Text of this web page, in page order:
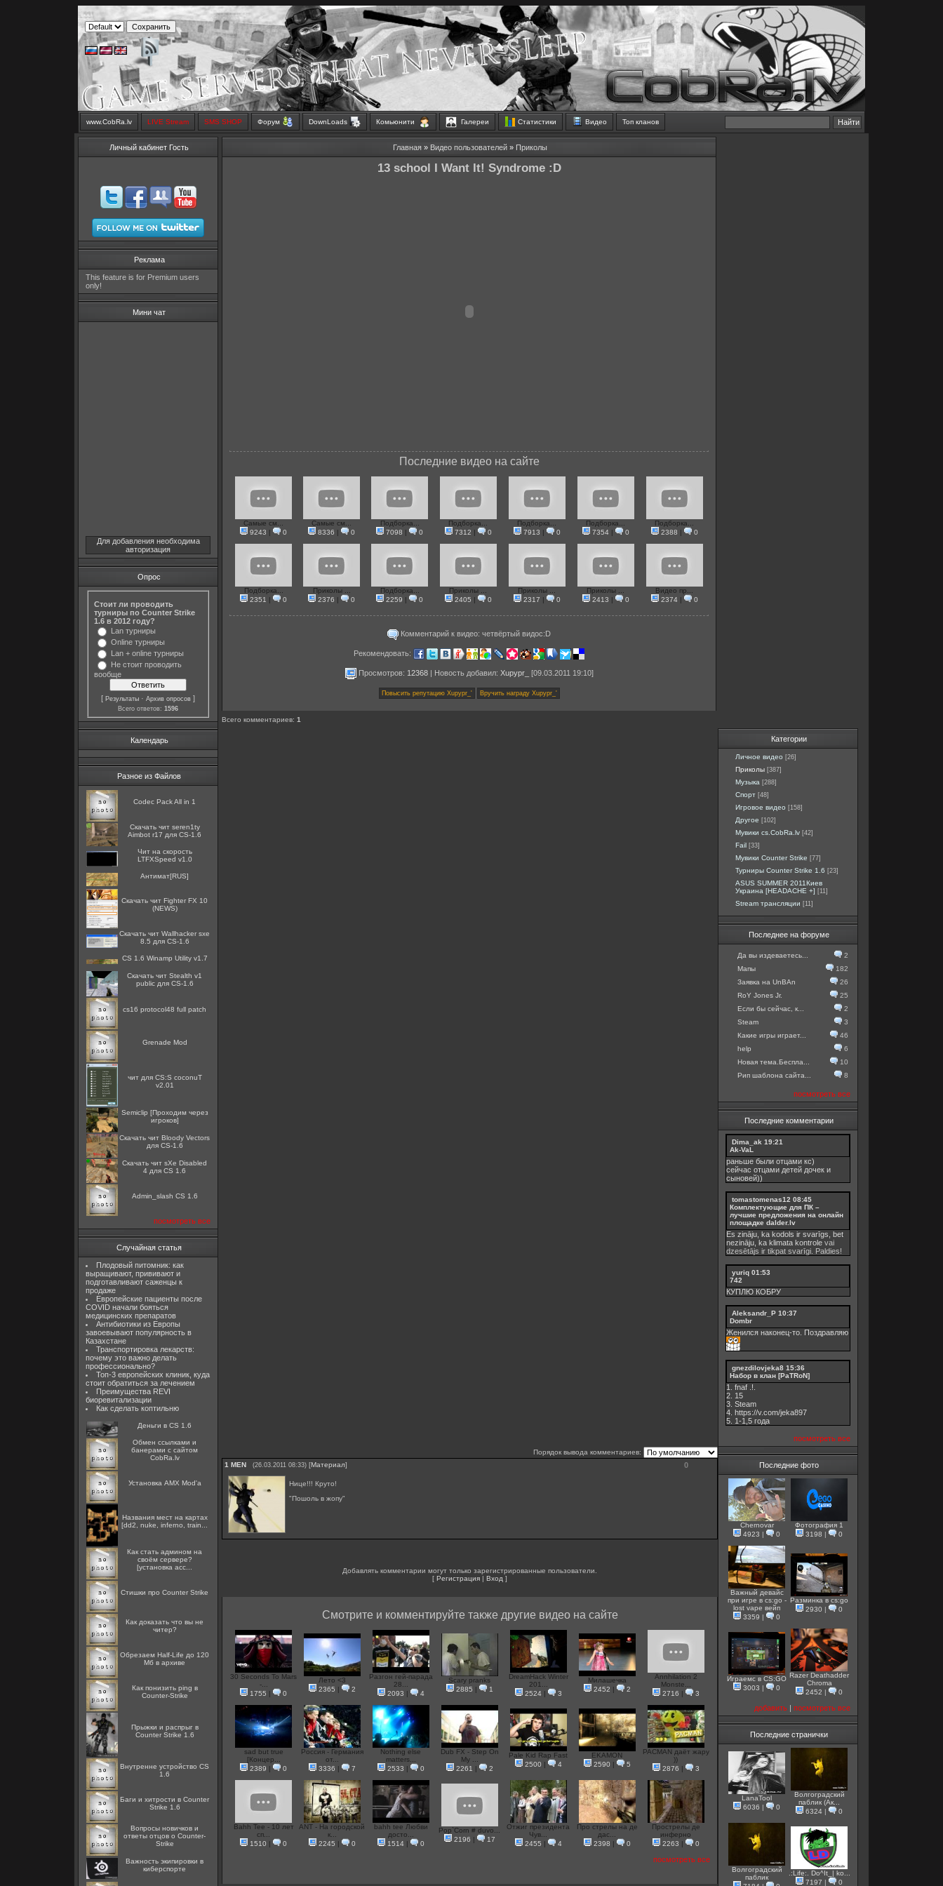
www.CobRa.lv LIVE Stream SMS SHOP Форум DownLoads Комьюнити Галереи Статистики Видео Топ кланов
Личный кабинет Гость
Реклама
This feature is for Premium users
only!
Мини чат
Для добавления необходима
авторизация
Опрос
Стоит ли проводить
турниры по Counter Strike
1.6 в 2012 году?
Lan турниры
Online турниры
Lan + online турниры
Не стоит проводить
вообще
[ Результаты · Архив опросов ]
Всего ответов: 1596
Календарь
Разное из Файлов
Codec Pack All in 1
Скачать чит seren1ty
Aimbot r17 для CS-1.6
Чит на скорость
LTFXSpeed v1.0
Антимат[RUS]
Скачать чит Fighter FX 10
(NEWS)
Скачать чит Wallhacker sxe
8.5 для CS-1.6
CS 1.6 Winamp Utility v1.7
Скачать чит Stealth v1
public для CS-1.6
cs16 protocol48 full patch
Grenade Mod
чит для CS:S coconuT
v2.01
Semiclip [Проходим через
игроков]
Скачать чит Bloody Vectors
для CS-1.6
Скачать чит sXe Disabled
4 для CS 1.6
Admin_slash CS 1.6
посмотреть все
Случайная статья
Плодовый питомник: как
выращивают, прививают и
подготавливают саженцы к
продаже
Европейские пациенты после
COVID начали бояться
медицинских препаратов
Антибиотики из Европы
завоевывают популярность в
Казахстане
Транспортировка лекарств:
почему это важно делать
профессионально?
Топ-3 европейских клиник, куда
стоит обратиться за лечением
Преимущества REVI
биоревитализации
Как сделать коптильню
Деньги в CS 1.6
Oбмен ссылками и
банерами с сайтом
CobRa.lv
Установка AMX Mod'a
Названия мест на картах
[dd2, nuke, inferno, train...
Как стать админом на
своём сервере?
[установка acc...
Стишки про Counter Strike
Как доказать что вы не
читер?
Обрезаем Half-Life до 120
Мб в архиве
Как понизить ping в
Counter-Strike
Прыжки и распрыг в
Counter Strike 1.6
Внутренне устройство CS
1.6
Баги и хитрости в Counter
Strike 1.6
Вопросы новичков и
ответы отцов о Counter-
Strike
Важность экипировки в
киберспорте
Главная » Видео пользователей » Приколы
13 school I Want It! Syndrome :D
Последние видео на сайте
Самые см...
9243 | 0
Самые см...
8336 | 0
Подборка...
7098 | 0
Подборка...
7312 | 0
Подборка...
7913 | 0
Подборка...
7354| 0
Подборка...
2388 | 0
Подборка...
2351 | 0
Приколы ...
2376 | 0
Подборка...
2259 | 0
Приколы ...
2405 | 0
Приколы ...
2317 | 0
Приколы ...
2413 | 0
Видео пр...
2374| 0
Комментарий к видео: четвёртый видос:D
Рекомендовать:
Просмотров: 12368| Новость добавил: Xupypr_ [09.03.2011 19:10]
Всего комментариев: 1
Порядок вывода комментариев:
0
1 MEN (26.03.2011 08:33) [Материал]
Нице!!! Круто!
"Пошоль в жопу"
Добавлять комментарии могут только зарегистрированные пользователи.
[ Регистрация | Вход ]
Смотрите и комментируйте также другие видео на сайте
30 Seconds To Mars
-...
1755 | 0
Лето <3
2365 | 2
Разгон гей-парада
28...
2093 | 4
Scary pranks
2885 | 1
DreamHack Winter
201...
2524| 3
Милашечка
2452 | 2
Annhilation 2
Monste...
2716 | 3
sad but true
[Концер...
2389 | 0
Россия - Германия
от...
3336 | 7
Nothing else
matters...
2533 | 0
Dub FX - Step On
My ...
2261 | 2
Pale Kid Rap Fast
2500 | 4
EKAMON
2590 | 5
PACMAN даёт жару
))
2876 | 3
Bahh Tee - 10 лет
сп...
1510 | 0
ANT - На городской
к...
2245 | 0
bahh tee Любви
досто...
1514| 0
Pop`Corn # duvo...
2196 | 17
Отжиг президента
Чув...
2455 | 4
Про стрелы на де
дас...
2398 | 0
Прострелы де
инферно
2263 | 0
посмотреть все
Категории
Личное видео [26]
Приколы [387]
Музыка [288]
Спорт [48]
Игровое видео [158]
Другое [102]
Мувики cs.CobRa.lv [42]
Fail [33]
Мувики Counter Strike [77]
Турниры Counter Strike 1.6 [23]
ASUS SUMMER 2011Киев
Украина [HEADACHE +] [11]
Stream трансляции [11]
Последнее на форуме
Да вы издеваетесь...
2
Мапы
182
Заявка на UnBAn
26
RoY Jones Jr.
25
Если бы сейчас, к...
2
Steam
3
Какие игры играет...
46
help
6
Новая тема.Беспла...
10
Рип шаблона сайта...
8
посмотреть все
Последние комментарии
Dima_ak 19:21
Ak-VaL
раньше были отцами кс)
сейчас отцами детей дочек и
сыновей))
tomastomenas12 08:45
Комплектующие для ПК –
лучшие предложения на онлайн
площадке dalder.lv
Es zināju, ka kodols ir svarīgs, bet
nezināju, ka klimata kontrole vai
dzesētājs ir tikpat svarīgi. Paldies!
yuriq 01:53
742
КУПЛЮ КОБРУ
Aleksandr_P 10:37
Dombr
Женился наконец-то. Поздравляю
gnezdilovjeka8 15:36
Набор в клан [PaTRoN]
1. fnaf .!.
2. 15
3. Steam
4. https://v.com/jeka897
5. 1-1,5 годa
посмотреть все
Последние фото
Chernovar
4923 | 0
Фотография 1
3198 | 0
Важный девайс
при игре в cs:go -
lost vape вейп
3359 | 0
Разминка в cs:go
2930 | 0
Играемс в CS:GO
3003 | 0
Razer Deathadder
Chroma
2452 | 0
добавить | посмотреть все
Последние странички
LanaTool
6036 | 0
Волгоградский
паблик (Ак...
6324 | 0
Волгоградский
паблик
.:Life:. Do^It_| ko...
7197 | 0